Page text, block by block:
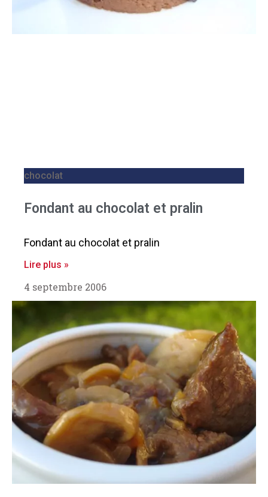
chocolat
Fondant au chocolat et pralin
Fondant au chocolat et pralin
Lire plus »
4 septembre 2006